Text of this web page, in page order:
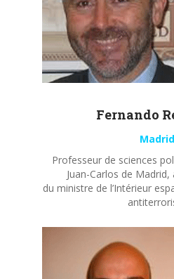
Fernando
Madrid
Professeur de sciences
Juan-Carlos de
du ministre de l’Intérieur